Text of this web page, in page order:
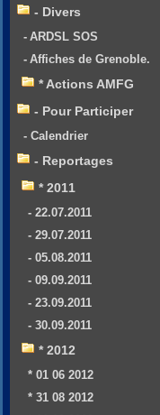
- Divers
- ARDSL SOS
- Affiches de Grenoble.
* Actions AMFG
- Pour Participer
- Calendrier
- Reportages
* 2011
- 22.07.2011
- 29.07.2011
- 05.08.2011
- 09.09.2011
- 23.09.2011
- 30.09.2011
* 2012
* 01 06 2012
* 31 08 2012